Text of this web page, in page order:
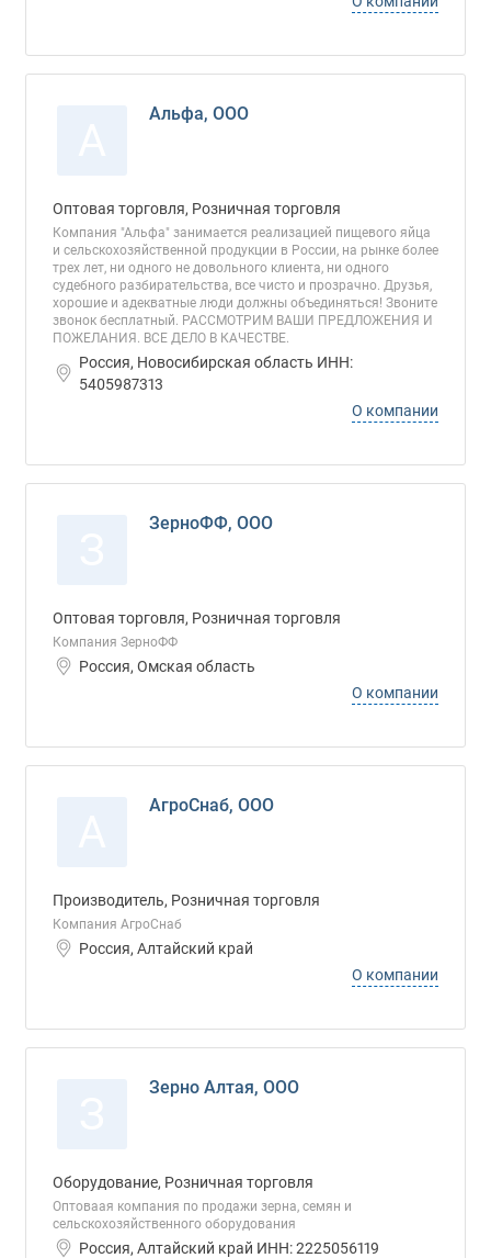
Альфа, ООО
Оптовая торговля, Розничная торговля
Компания "Альфа" занимается реализацией пищевого яйца
и сельскохозяйственной продукции в России, на рынке более
трех лет, ни одного не довольного клиента, ни одного
судебного разбирательства, все чисто и прозрачно. Друзья,
хорошие и адекватные люди должны объединяться! Звоните
звонок бесплатный. РАССМОТРИМ ВАШИ ПРЕДЛОЖЕНИЯ И
ПОЖЕЛАНИЯ. ВСЕ ДЕЛО В КАЧЕСТВЕ.
Россия, Новосибирская область ИНН:
5405987313
О компании
ЗерноФФ, ООО
Оптовая торговля, Розничная торговля
Компания ЗерноФФ
Россия, Омская область
О компании
АгроСнаб, ООО
Производитель, Розничная торговля
Компания АгроСнаб
Россия, Алтайский край
О компании
Зерно Алтая, ООО
Оборудование, Розничная торговля
Оптоваая компания по продажи зерна, семян и
сельскохозяйственного оборудования
Россия, Алтайский край ИНН: 2225056119